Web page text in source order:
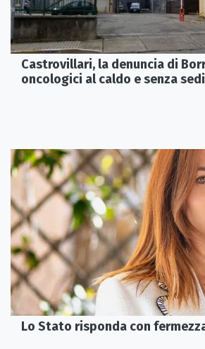
Castrovillari, la denuncia di
oncologici al caldo e senza
Lo Stato risponda con